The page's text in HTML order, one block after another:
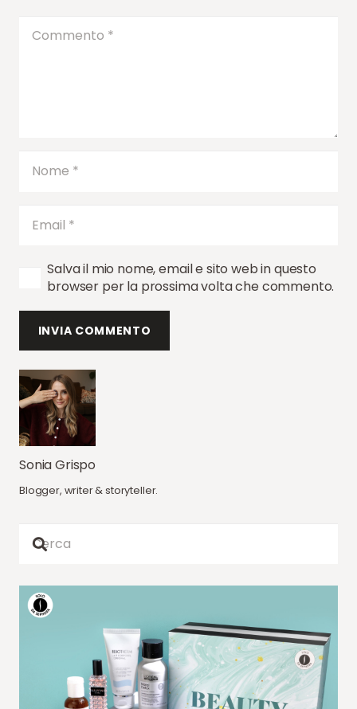
Salva il mio nome, email e sito web in questo
browser per la prossima volta che commento.
INVIA COMMENTO
Sonia Grispo
Blogger, writer & storyteller.